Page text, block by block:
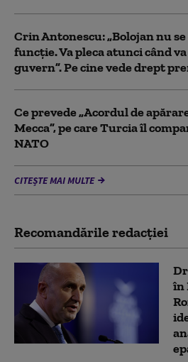
Crin Antonescu: „Bolojan nu
funcție. Va pleca atunci când
guvern”. Pe cine vede drept
Ce prevede „Acordul de
Mecca”, pe care Turcia îl
NATO
CITEȘTE MAI MULTE
Recomandările redacţiei
în